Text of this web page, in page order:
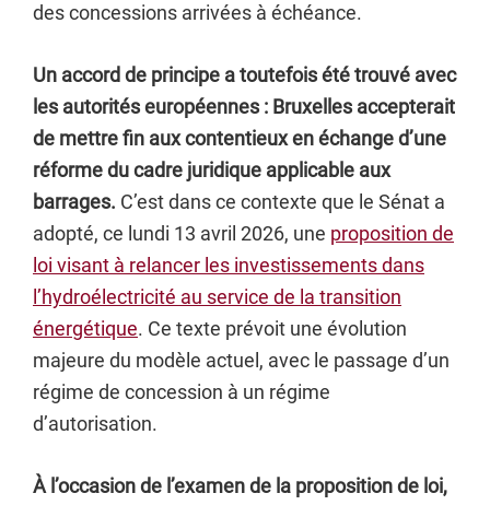
des concessions arrivées à échéance.
Un accord de principe a toutefois été trouvé avec
les autorités européennes : Bruxelles accepterait
de mettre fin aux contentieux en échange d’une
réforme du cadre juridique applicable aux
barrages. C’est dans ce contexte que le Sénat a
adopté, ce lundi 13 avril 2026, une proposition de
loi visant à relancer les investissements dans
l’hydroélectricité au service de la transition
énergétique. Ce texte prévoit une évolution
majeure du modèle actuel, avec le passage d’un
régime de concession à un régime
d’autorisation.
À l’occasion de l’examen de la proposition de loi,